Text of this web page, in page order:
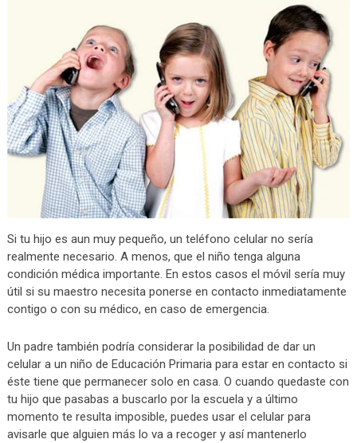
Si tu hijo es aun muy pequeño, un teléfono celular no sería
realmente necesario. A menos, que el niño tenga alguna
condición médica importante. En estos casos el móvil sería muy
útil si su maestro necesita ponerse en contacto inmediatamente
contigo o con su médico, en caso de emergencia.
Un padre también podría considerar la posibilidad de dar un
celular a un niño de Educación Primaria para estar en contacto si
éste tiene que permanecer solo en casa. O cuando quedaste con
tu hijo que pasabas a buscarlo por la escuela y a último
momento te resulta imposible, puedes usar el celular para
avisarle que alguien más lo va a recoger y así mantenerlo